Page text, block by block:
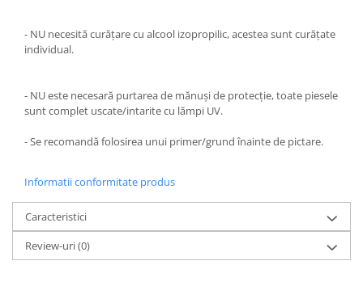
- NU necesită curățare cu alcool izopropilic, acestea sunt curățate
individual.
- NU este necesară purtarea de mănuși de protecție, toate piesele
sunt complet uscate/intarite cu lămpi UV.
- Se recomandă folosirea unui primer/grund înainte de pictare.
Informatii conformitate produs
Caracteristici
Review-uri(0)